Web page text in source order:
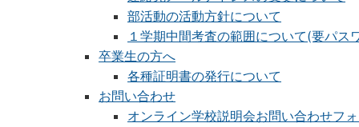
部活動の活動方針について
１学期中間考査の範囲について(要パス
卒業生の方へ
各種証明書の発行について
お問い合わせ
オンライン学校説明会お問い合わせフ